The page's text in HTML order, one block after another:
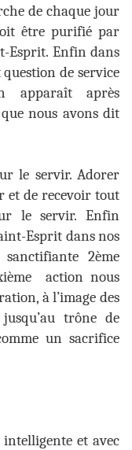
de chaque jour
être purifié par
Esprit. Enfin dans
question de service
apparaît après
nous avons dit
le servir. Adorer
et de recevoir tout
le servir. Enfin
Esprit dans nos
2ème
action nous
à l’image des
trône de
un sacrifice
et avec